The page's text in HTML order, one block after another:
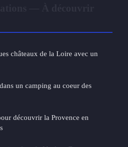
châteaux de la Loire avec un
un camping au coeur des
découvrir la Provence en